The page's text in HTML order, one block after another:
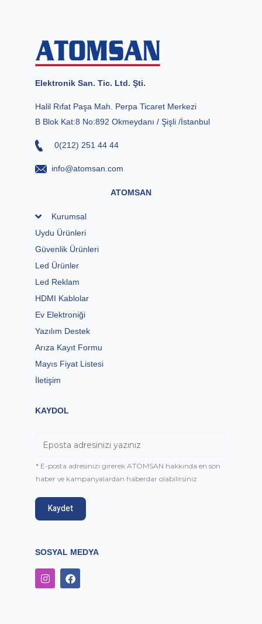
Elektronik San. Tic. Ltd. Şti.
Halil Rıfat Paşa Mah. Perpa Ticaret Merkezi
B Blok Kat:8 No:892 Okmeydanı / Şişli /İstanbul
0(212) 251 44 44
info@atomsan.com
ATOMSAN
Kurumsal
Uydu Ürünleri
Güvenlik Ürünleri
Led Ürünler
Led Reklam
HDMI Kablolar
Ev Elektroniği
Yazılım Destek
Arıza Kayıt Formu
Mayıs Fiyat Listesi
İletişim
KAYDOL
* E-posta adresinizi girerek ATOMSAN hakkında en son
haber ve kampanyalardan haberdar olabilirsiniz.
Kaydet
SOSYAL MEDYA
I
n
F
a